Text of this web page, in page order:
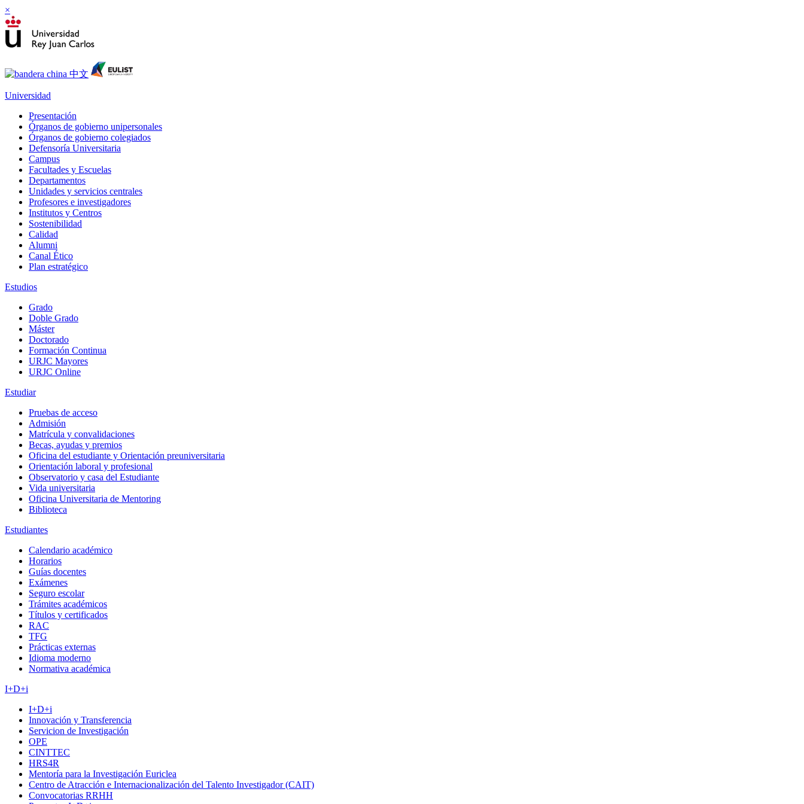
×
Universidad
Presentación
Órganos de gobierno unipersonales
Órganos de gobierno colegiados
Defensoría Universitaria
Campus
Facultades y Escuelas
Departamentos
Unidades y servicios centrales
Profesores e investigadores
Institutos y Centros
Sostenibilidad
Calidad
Alumni
Canal Ético
Plan estratégico
Estudios
Grado
Doble Grado
Máster
Doctorado
Formación Continua
URJC Mayores
URJC Online
Estudiar
Pruebas de acceso
Admisión
Matrícula y convalidaciones
Becas, ayudas y premios
Oficina del estudiante y Orientación preuniversitaria
Orientación laboral y profesional
Observatorio y casa del Estudiante
Vida universitaria
Oficina Universitaria de Mentoring
Biblioteca
Estudiantes
Calendario académico
Horarios
Guías docentes
Exámenes
Seguro escolar
Trámites académicos
Títulos y certificados
RAC
TFG
Prácticas externas
Idioma moderno
Normativa académica
I+D+i
I+D+i
Innovación y Transferencia
Servicion de Investigación
OPE
CINTTEC
HRS4R
Mentoría para la Investigación Euriclea
Centro de Atracción e Internacionalización del Talento Investigador (CAIT)
Convocatorias RRHH